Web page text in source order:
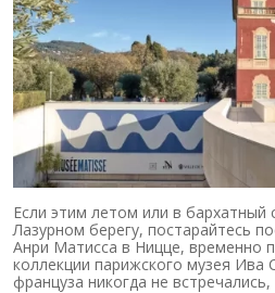
Если этим летом или в бархатный
Лазурном берегу, постарайтесь
Анри Матисса в Ницце, временно
коллекции парижского музея Ива
француза никогда не